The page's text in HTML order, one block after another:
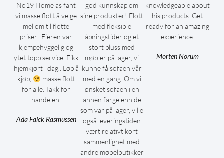
No19 Home as fant
vi masse flott å velge
mellom til flotte
priser.. Eieren var
kjempehyggelig og
ytet topp service. Fikk
hjemkjørt i dag.. Løp å
kjøp,,
masse flott
for alle. Takk for
handelen.
Ada Falck Rasmussen
god kunnskap om
sine produkter! Flott
med fleksible
åpningstider og et
stort pluss med
møbler på lager, vi
kunne få sofaen vår
med en gang. Om vi
ønsket sofaen i en
annen farge enn de
som var på lager, ville
også leveringstiden
vært relativt kort
sammenlignet med
andre møbelbutikker
knowledgeable about
his products. Get
ready for an amazing
experience.
Morten Norum